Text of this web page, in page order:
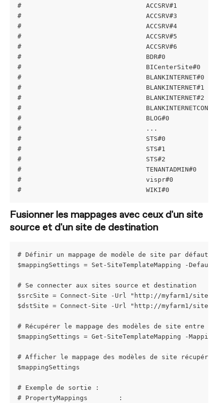
#                                ACCSRV#1
#                                ACCSRV#3
#                                ACCSRV#4
#                                ACCSRV#5
#                                ACCSRV#6
#                                BDR#0
#                                BICenterSite#0
#                                BLANKINTERNET#0
#                                BLANKINTERNET#1
#                                BLANKINTERNET#2
#
#                                BLOG#0
#                                ...
#                                STS#0
#                                STS#1
#                                STS#2
#                                TENANTADMIN#0
#                                vispr#0
#                                WIKI#0
Fusionner les mappages avec ceux d'un site
source et d'un site de destination
# Définir un mappage de modèle de site par défaut
$mappingSettings = Set-SiteTemplateMapping -
# Se connecter aux sites source et destination
$srcSite = Connect-Site -Url "http://myfarm1/sites/
$dstSite = Connect-Site -Url "http://myfarm1/sites/
# Récupérer le mappage des modèles de site
$mappingSettings = Get-SiteTemplateMapping -
# Afficher le mappage des modèles de site récupéré
$mappingSettings
# Exemple de sortie :
# PropertyMappings        :